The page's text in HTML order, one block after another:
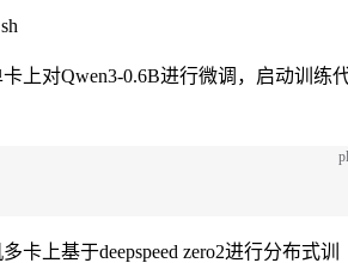
上对Qwen3-0.6B进行微调，启动训练
卡上基于deepspeed zero2进行分布式训